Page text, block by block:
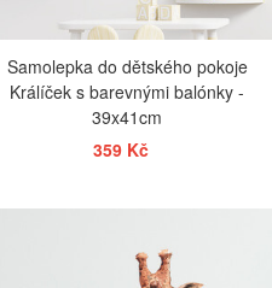
Samolepka do dětského pokoje
Králíček s barevnými balónky -
39x41cm
359 Kč